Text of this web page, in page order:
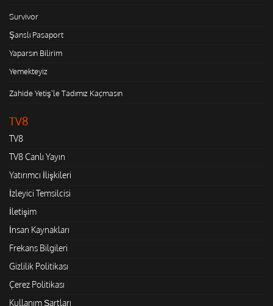
Survivor
Şanslı Pasaport
Yaparsın Bilirim
Yemekteyiz
Zahide Yetiş'le Tadımız Kaçmasın
TV8
TV8
TV8 Canlı Yayın
Yatırımcı İlişkileri
İzleyici Temsilcisi
İletişim
İnsan Kaynakları
Frekans Bilgileri
Gizlilik Politikası
Çerez Politikası
Kullanım Şartları